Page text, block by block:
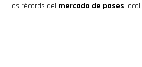
los récords del mercado de pases local.